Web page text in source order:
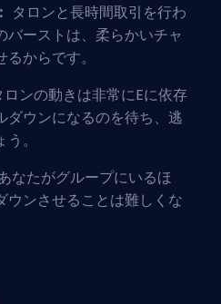
タロンと長時間取引を行わ
バーストは、柔らかいチャ
からです。
ロンの動きは非常にEに依存
ダウンになるのを待ち、逃
。
なたがグループにいるほ
ウンさせることは難しくな